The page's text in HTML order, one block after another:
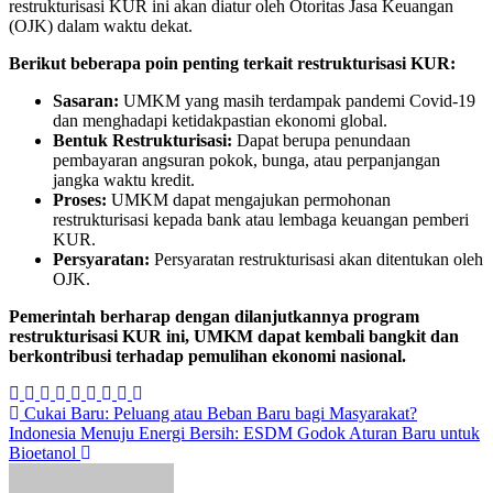
restrukturisasi KUR ini akan diatur oleh Otoritas Jasa Keuangan
(OJK) dalam waktu dekat.
Berikut beberapa poin penting terkait restrukturisasi KUR:
Sasaran: UMKM yang masih terdampak pandemi Covid-19
dan menghadapi ketidakpastian ekonomi global.
Bentuk Restrukturisasi: Dapat berupa penundaan
pembayaran angsuran pokok, bunga, atau perpanjangan
jangka waktu kredit.
Proses: UMKM dapat mengajukan permohonan
restrukturisasi kepada bank atau lembaga keuangan pemberi
KUR.
Persyaratan: Persyaratan restrukturisasi akan ditentukan oleh
OJK.
Pemerintah berharap dengan dilanjutkannya program
restrukturisasi KUR ini, UMKM dapat kembali bangkit dan
berkontribusi terhadap pemulihan ekonomi nasional.
Navigasi
pos
Cukai Baru: Peluang atau Beban Baru bagi Masyarakat?
Indonesia Menuju Energi Bersih: ESDM Godok Aturan Baru untuk
Bioetanol